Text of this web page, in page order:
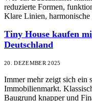
reduzierte Formen,
Klare Linien,
Tiny House kaufen
Deutschland
20. DEZEMBER 2025
Immer mehr zeigt sich ein
Immobilienmarkt.
Baugrund knapper und